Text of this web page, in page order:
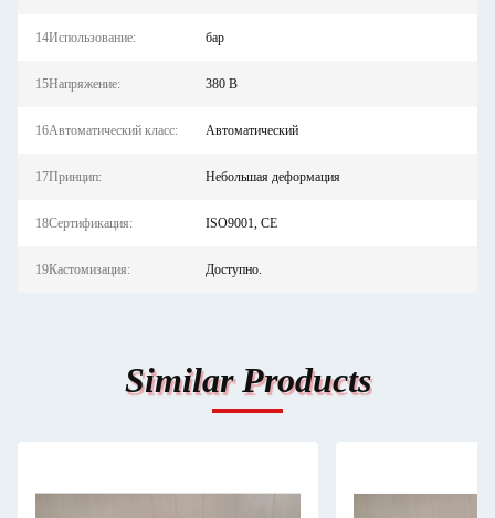
14Использование: бар
15Напряжение: 380 В
16Автоматический класс: Автоматический
17Принцип: Небольшая деформация
18Сертификация: ISO9001, CE
19Кастомизация: Доступно.
Similar Products